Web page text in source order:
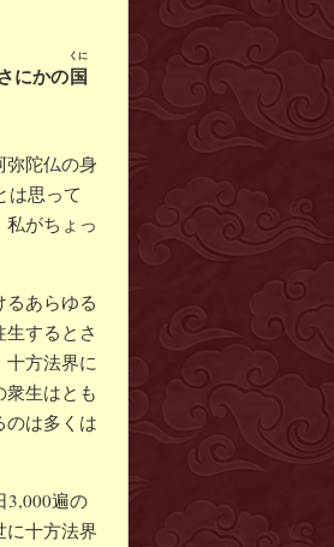
にかの国
くに
弥陀仏の身
は思って
がちょっ
あらゆる
するとさ
十方法界に
生はとも
のは多くは
3,000遍の
に十方法界